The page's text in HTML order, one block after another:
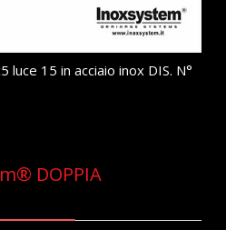
15 in acciaio inox DIS. N°
DOPPIA